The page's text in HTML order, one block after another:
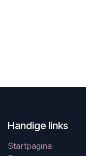
Handige links
Startpagina